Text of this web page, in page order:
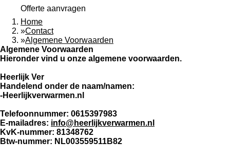
Offerte aanvragen
Home
»Contact
»Algemene Voorwaarden
Algemene Voorwaarden
Hieronder vind u onze algemene voorwaarden.
Heerlijk Ver
Handelend onder de naam/namen:
-Heerlijkverwarmen.nl
Telefoonnummer: 0615397983
E-mailadres: info@heerlijkverwarmen.nl
KvK-nummer: 81348762
Btw-nummer: NL003559511B82